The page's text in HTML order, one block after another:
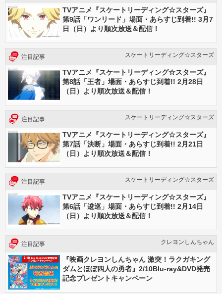
TVアニメ『スケートリーディング☆スターズ』
第9話「ワンリード」場面・あらすじ到着!! 3月7
日（日）より順次放送＆配信！
注目記事 スケートリーディング☆スターズ
TVアニメ『スケートリーディング☆スターズ』
第8話「王者」場面・あらすじ到着!! 2月28日
（日）より順次放送＆配信！
注目記事 スケートリーディング☆スターズ
TVアニメ『スケートリーディング☆スターズ』
第7話「決断」場面・あらすじ到着!! 2月21日
（日）より順次放送＆配信！
注目記事 スケートリーディング☆スターズ
TVアニメ『スケートリーディング☆スターズ』
第6話「逡巡」場面・あらすじ到着!! 2月14日
（日）より順次放送＆配信！
注目記事 クレヨンしんちゃん
『映画クレヨンしんちゃん 激突！ラクガキング
ダムとほぼ四人の勇者』2/10Blu-ray&DVD発売
記念プレゼントキャンペーン